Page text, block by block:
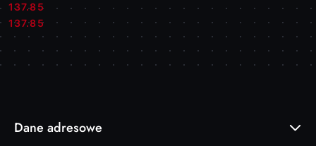
Cena:
137.85
Cena:
137.85
Dane adresowe